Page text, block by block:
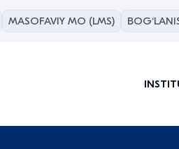
MASOFAVIY MO (LMS)